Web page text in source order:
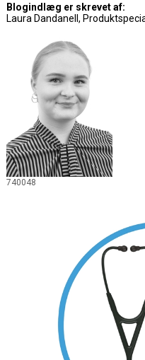
Blogindlæg er skrevet af:
Laura Dandanell,
740048